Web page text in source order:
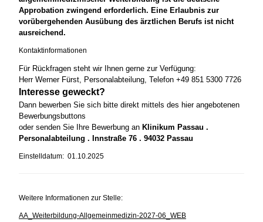
Approbation zwingend erforderlich. Eine Erlaubnis zur
vorübergehenden Ausübung des ärztlichen Berufs ist nicht
ausreichend.
Kontaktinformationen
Für Rückfragen steht wir Ihnen gerne zur Verfügung:
Herr Werner Fürst, Personalabteilung, Telefon +49 851 5300 7726
Interesse geweckt?
Dann bewerben Sie sich bitte direkt mittels des hier angebotenen
Bewerbungsbuttons
oder senden Sie Ihre Bewerbung an Klinikum Passau .
Personalabteilung . Innstraße 76 . 94032 Passau
Einstelldatum: 01.10.2025
Weitere Informationen zur Stelle:
AA_Weiterbildung-Allgemeinmedizin-2027-06_WEB